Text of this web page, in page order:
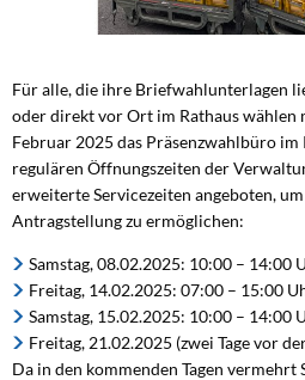
Für alle, die ihre Briefwahlunterlagen
oder direkt vor Ort im Rathaus wählen
Februar 2025 das Präsenzwahlbüro im
regulären Öffnungszeiten der
erweiterte Servicezeiten angeboten,
Antragstellung zu ermöglichen:
Samstag, 08.02.2025: 10:00 – 14:00
Freitag, 14.02.2025: 07:00 – 15:00
Samstag, 15.02.2025: 10:00 – 14:00
Freitag, 21.02.2025 (zwei Tage vor
Da in den kommenden Tagen